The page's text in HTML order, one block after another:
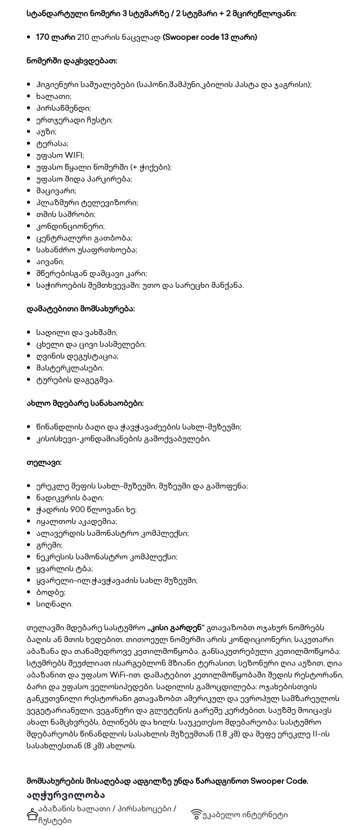
სტანდარტული ნომერი 3 სტუმარზე / 2 სტუმარი + 2 მცირეწლოვანი:
170 ლარი210 ლარის ნაცვლად (Swooper code 13 ლარი)
ნომერში დაგხვდებათ:
ჰიგიენური საშუალებები (საპონი,შამპუნი,კბილის პასტა და ჯაგრისი);
ხალათი;
პირსაწმენდი;
ერთჯერადი ჩუსტი;
აუზი;
ტერასა;
უფასო WIFI;
უფასო წყალი ნომერში (+ ჭიქები);
უფასო შიდა პარკირება;
მაცივარი;
პლაზმური ტელევიზორი;
თმის საშრობი;
კონდინციონერი;
ცენტრალური გათბობა;
სახანძრო უსაფრთხოება;
აივანი;
მწერებისგან დამცავი კარი;
საჭიროების შემთხვევაში: უთო და სარეცხი მანქანა.
დამატებითი მომსახურება:
სადილი და ვახშამი;
ცხელი და ცივი სასმელები;
ღვინის დეგუსტაცია;
მასტერკლასები;
ტურების დაგეგმვა.
ახლო მდებარე სანახაობები:
წინანდლის ბაღი და ჭავჭავაძეების სახლ-მუზეუმი;
კისისხევი-კონდამიანების გამოქვაბულები.
თელავი:
ერეკლე მეფის სახლ-მუზეუმი, მუზეუმი და გამოფენა;
ნადიკვრის ბაღი;
ჭადრის 900 წლოვანი ხე;
იყალთოს აკადემია;
ალავერდის სამონასტრო კომპლექსი;
გრემი;
ნეკრესის სამონასტრო კომპლექსი;
ყვარლის ტბა;
ყვარელი-ილ.ჭავჭავაძის სახლ მუზეუმი;
ბოდბე;
სიღნაღი.
თელავში მდებარე სასტუმრო „კისი გარდენ“გთავაზობთ ოჯახურ ნომრებს
ბაღის ან მთის ხედებით. თითოეულ ნომერში არის კონდიციონერი, საკუთარი
აბაზანა და თანამედროვე კეთილმოწყობა. განსაკუთრებული კეთილმოწყობა:
სტუმრებს შეუძლიათ ისარგებლონ მზიანი ტერასით, სეზონური ღია აუზით, ღია
აბაზანით და უფასო WiFi-ით. დამატებით კეთილმოწყობაში შედის რესტორანი,
ბარი და უფასო ველოსიპედები. სადილის გამოცდილება: ოჯახებისთვის
განკუთვნილი რესტორანი გთავაზობთ ამერიკულ და ევროპულ სამზარეულოს
ვეგეტარიანული, ვეგანური და გლუტენის გარეშე კერძებით. საუზმე მოიცავს
ახალ ნამცხვრებს, ბლინებს და ხილს. საუკეთესო მდებარეობა: სასტუმრო
მდებარეობს წინანდლის სასახლის მუზეუმთან (1.8 კმ) და მეფე ერეკლე II-ის
სასახლესთან (8 კმ) ახლოს.
მომსახურების მისაღებად ადგილზე უნდა წარადგინოთ Swooper Code.
აღჭურვილობა
აბაზანის ხალათი / პირსახოცები /
ჩუსტები
უკაბელო ინტერნეტი